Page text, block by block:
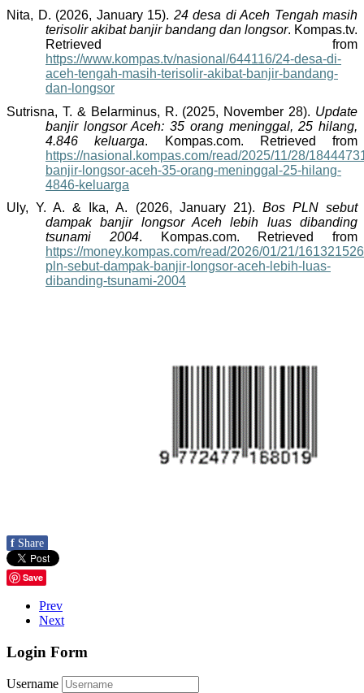
Nita, D. (2026, January 15). 24 desa di Aceh Tengah masih
terisolir akibat banjir bandang dan longsor. Kompas.tv.
Retrieved from
https://www.kompas.tv/nasional/644116/24-desa-di-
aceh-tengah-masih-terisolir-akibat-banjir-bandang-
dan-longsor
Sutrisna, T. & Belarminus, R. (2025, November 28). Update
banjir longsor Aceh: 35 orang meninggal, 25 hilang,
4.846 keluarga. Kompas.com. Retrieved from
https://nasional.kompas.com/read/2025/11/28/
banjir-longsor-aceh-35-orang-meninggal-25-hilang-
4846-keluarga
Uly, Y. A. & Ika, A. (2026, January 21). Bos PLN sebut
dampak banjir longsor Aceh lebih luas dibanding
tsunami 2004. Kompas.com. Retrieved from
https://money.kompas.com/read/2026/01/21/
pln-sebut-dampak-banjir-longsor-aceh-lebih-luas-
dibanding-tsunami-2004
f Share
Save
Prev
Next
Login Form
Username